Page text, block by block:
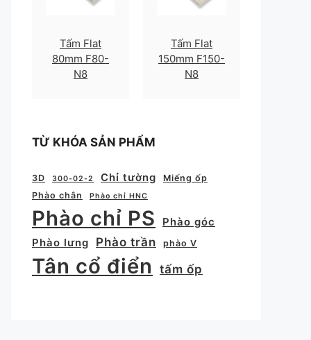
Tấm Flat
80mm F80-
N8
Tấm Flat
150mm F150-
N8
TỪ KHÓA SẢN PHẨM
3D 300-02-2 Chỉ tường
Miếng ốp
Phào chân
Phào chỉ HNC
Phào chỉ PS
Phào góc
Phào lưng
Phào trần phào V
Tân cổ điển tấm ốp